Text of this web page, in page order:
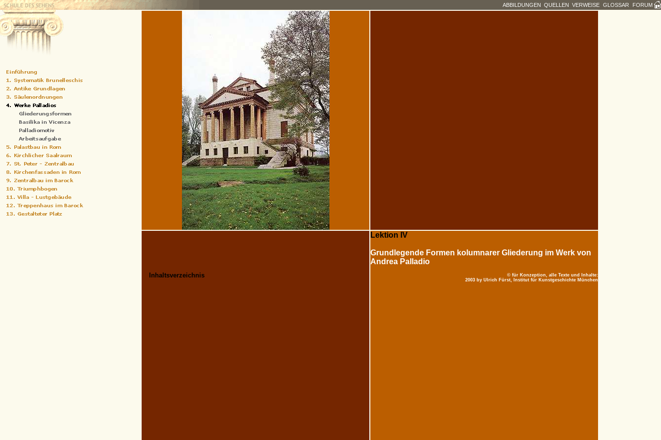
ABBILDUNGEN QUELLEN VERWEISE GLOSSAR FORUM
Inhaltsverzeichnis
Lektion IV
Grundlegende Formen kolumnarer Gliederung im Werk von
Andrea Palladio
© für Konzeption, alle Texte und Inhalte:
2003 by Ulrich Fürst, Institut für Kunstgeschichte München